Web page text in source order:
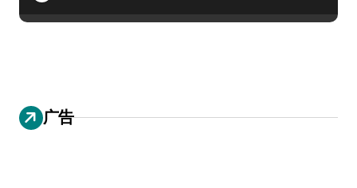
广告